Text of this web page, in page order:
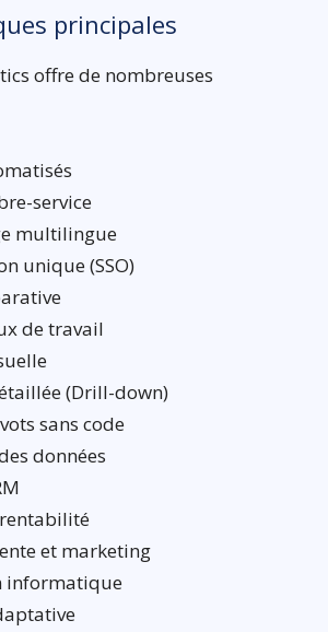
principales
offre de nombreuses
service
multilingue
unique (SSO)
de travail
(Drill-down)
sans code
données
et marketing
informatique